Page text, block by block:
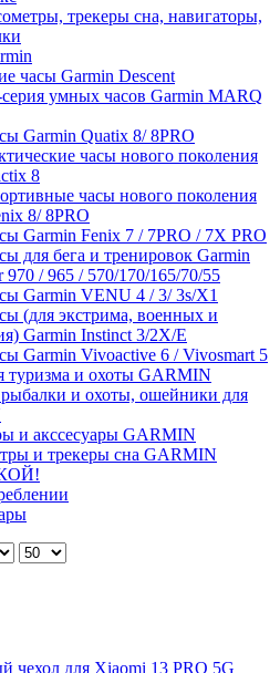
трекеры сна, навигаторы,
часы Garmin Descent
умных часов Garmin MARQ
Garmin Quatix 8/ 8PRO
часы нового поколения
8
часы нового поколения
8/ 8PRO
Garmin Fenix 7 / 7PRO / 7X PRO
для бега и тренировок Garmin
970 / 965 / 570/170/165/70/55
Garmin VENU 4 / 3/ 3s/X1
(для экстрима, военных и
Garmin Instinct 3/2X/E
Garmin Vivoactive 6 / Vivosmart 5
туризма и охоты GARMIN
рыбалки и охоты, ошейники для
и акссесуары GARMIN
и трекеры сна GARMIN